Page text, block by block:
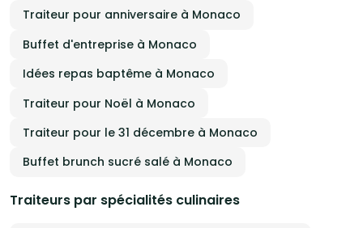
Traiteur pour anniversaire à Monaco
Buffet d'entreprise à Monaco
Idées repas baptême à Monaco
Traiteur pour Noël à Monaco
Traiteur pour le 31 décembre à Monaco
Buffet brunch sucré salé à Monaco
Traiteurs par spécialités culinaires